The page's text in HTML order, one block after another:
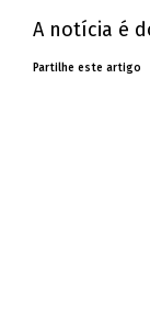
A notícia é
Partilhe este artigo